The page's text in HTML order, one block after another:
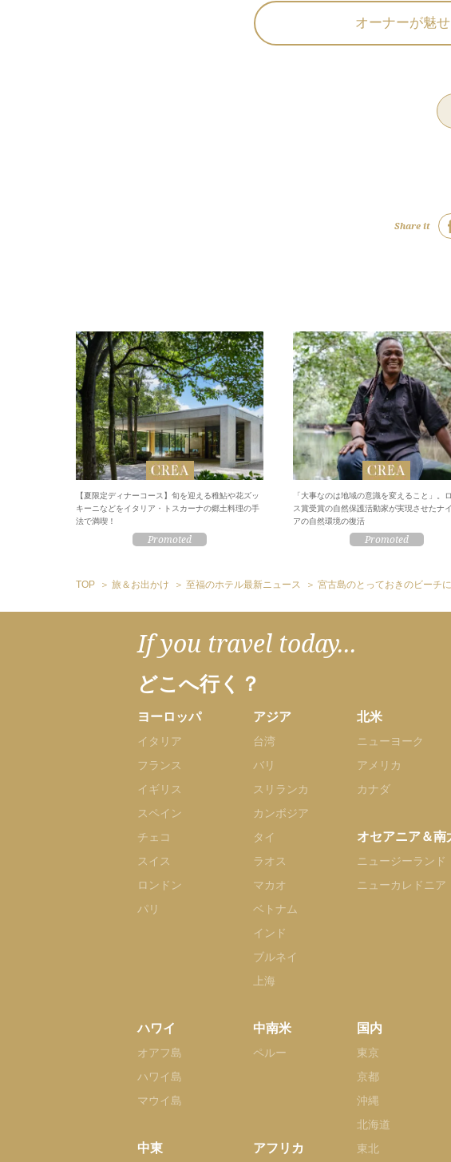
オーナーが魅
Share it
【夏限定ディナーコース】旬を迎える稚鮎や花ズッ
キーニなどをイタリア・トスカーナの郷土料理の手
法で満喫！
「大事なのは地域の意識を変えること」。
ス賞受賞の自然保護活動家が実現させたナ
アの自然環境の復活
TOP 旅＆お出かけ 至福のホテル最新ニュース 宮古島のとっておきのビーチ
If you travel today...
どこへ行く？
ヨーロッパ
イタリア
フランス
イギリス
スペイン
チェコ
スイス
ロンドン
パリ
ハワイ
オアフ島
ハワイ島
マウイ島
中東
アジア
台湾
バリ
スリランカ
カンボジア
タイ
ラオス
マカオ
ベトナム
インド
ブルネイ
上海
中南米
ペルー
アフリカ
北米
ニューヨーク
アメリカ
カナダ
オセアニア＆南
ニュージーランド
ニューカレドニア
国内
東京
京都
沖縄
北海道
東北